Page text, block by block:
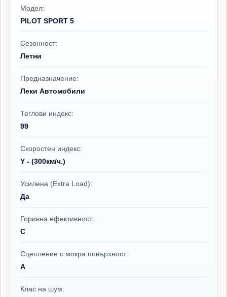
Модел:
PILOT SPORT 5
Сезонност:
Летни
Предназначение:
Леки Автомобили
Теглови индекс:
99
Скоростен индекс:
Y - (300км/ч.)
Усилена (Extra Load):
Да
Горивна ефективност:
C
Сцепление с мокра повърхност:
A
Клас на шум: